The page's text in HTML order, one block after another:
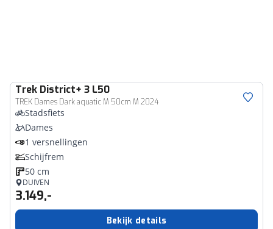
Trek District+ 3 L50
TREK Dames Dark aquatic M 50cm M 2024
Stadsfiets
Dames
1 versnellingen
Schijfrem
50 cm
DUIVEN
3.149,-
Bekijk details